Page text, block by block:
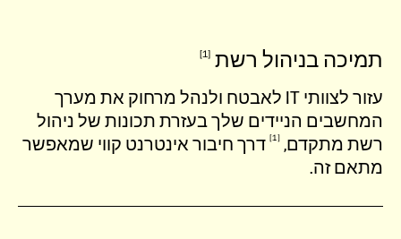
תמיכה בניהול רשת 1
עזור לצוותי IT לאבטח ולנהל מרחוק את מערך
המחשבים הניידים שלך בעזרת תכונות של ניהול
רשת מתקדם, 1
דרך חיבור אינטרנט קווי שמאפשר
מתאם זה.